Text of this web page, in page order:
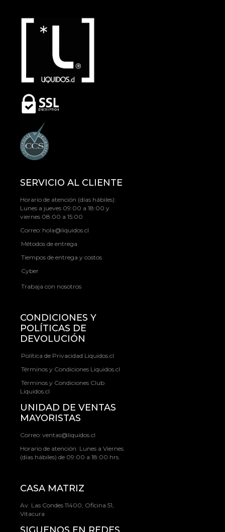
SERVICIO AL CLIENTE
Horario de atención (días hábiles):
Lunes a jueves 09:00 a 18:00 y
viernes 08:00 a 15:00
Correo: hola@liquidos.cl
Métodos de entrega
Tiempos de entrega y costos
Cyber
Trabaja con nosotros
CONDICIONES Y
POLÍTICAS DE
DEVOLUCIÓN
Política de Privacidad Liquidos.cl
Términos y Condiciones Liquidos.cl
Términos y Condiciones Club
Liquidos.cl
UNIDAD DE VENTAS
MAYORISTAS
Correo: ventas@liquidos.cl
Horario de atención: Lunes a Viernes
(días hábiles) de 09:00 a 18:00 hrs.
CASA MATRIZ
Av. Las Condes 11400, Oficina 51,
Vitacura